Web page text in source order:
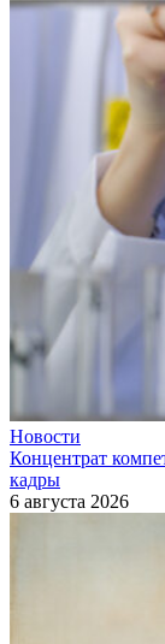
Новости
Концентрат
кадры
6 августа 2026